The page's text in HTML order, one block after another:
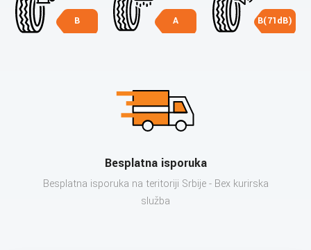
B A B(71dB)
Besplatna isporuka
Besplatna isporuka na teritoriji Srbije - Bex kurirska
služba